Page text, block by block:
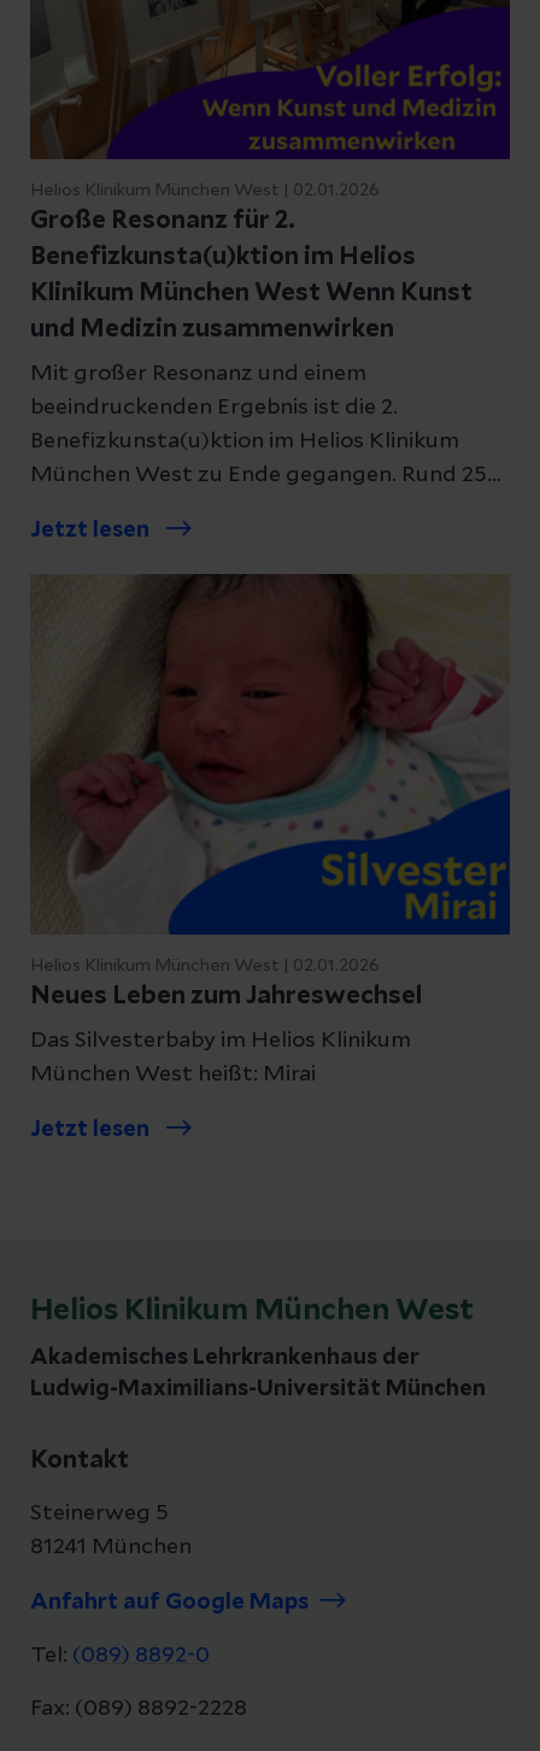
Helios Klinikum München West | 02.01.2026
Große Resonanz für 2.
Benefizkunsta(u)ktion im Helios
Klinikum München West Wenn Kunst
und Medizin zusammenwirken
Mit großer Resonanz und einem
beeindruckenden Ergebnis ist die 2.
Benefizkunsta(u)ktion im Helios Klinikum
München West zu Ende gegangen. Rund 250
besonderen Abend, an dem sich Kunst,
gesellschaftliches Engagement und
medizinische Verantwortung auf
eindrucksvolle Weise miteinander verbanden.
Jetzt lesen
Helios Klinikum München West | 02.01.2026
Neues Leben zum Jahreswechsel
Das Silvesterbaby im Helios Klinikum
München West heißt: Mirai
Jetzt lesen
Helios Klinikum München West
Akademisches Lehrkrankenhaus der
Ludwig-Maximilians-Universität München
Kontakt
Steinerweg 5
81241 München
Anfahrt auf Google Maps
Tel: (089) 8892-0
Fax: (089) 8892-2228